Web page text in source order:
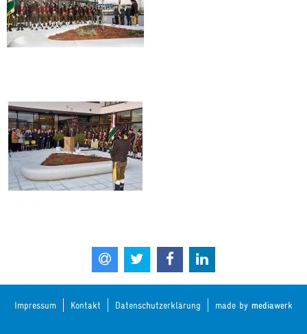
Impressum Kontakt Datenschutzerklärung made by mediawerk